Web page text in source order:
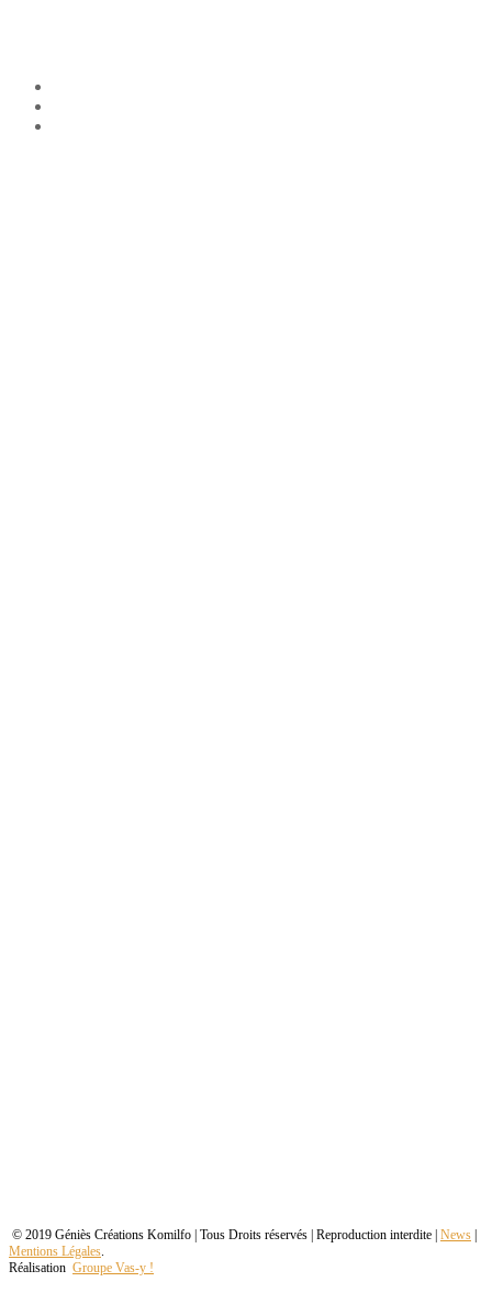
© 2019 Géniès Créations Komilfo | Tous Droits réservés | Reproduction interdite | News
Mentions Légales.
Réalisation Groupe Vas-y !